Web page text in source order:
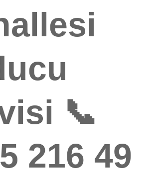
📞
216 49